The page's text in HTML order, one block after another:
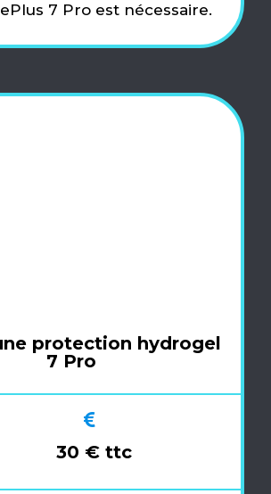
7 Pro est nécessaire.
protection hydrogel
7 Pro
30 € ttc